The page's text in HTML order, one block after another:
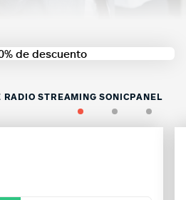
de descuento
RADIO STREAMING SONICPANEL